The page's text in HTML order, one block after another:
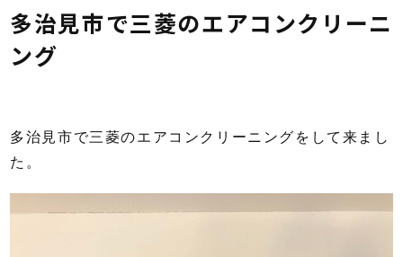
多治見市で三菱のエアコンクリーニ
ング
多治見市で三菱のエアコンクリーニングをして来まし
た。